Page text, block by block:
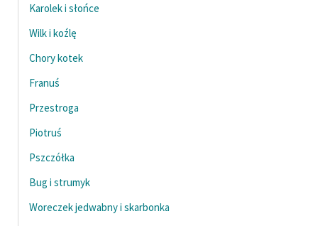
Karolek i słońce
Wilk i koźlę
Chory kotek
Franuś
Przestroga
Piotruś
Pszczółka
Bug i strumyk
Woreczek jedwabny i skarbonka